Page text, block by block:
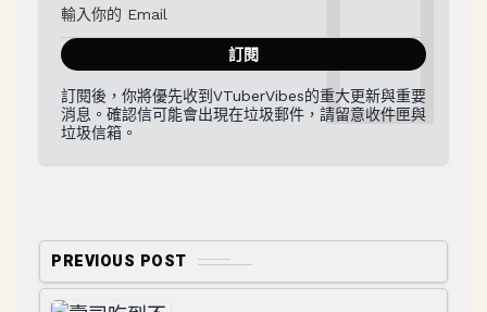
訂閱後，你將優先收到VTuberVibes的重大更新與重要
消息。確認信可能會出現在垃圾郵件，請留意收件匣與
垃圾信箱。
PREVIOUS POST